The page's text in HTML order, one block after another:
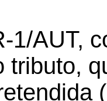
1/AUT,
tributo,